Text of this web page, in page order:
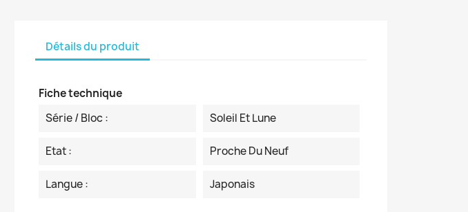
Détails du produit
Fiche technique
Série / Bloc :
Soleil Et Lune
Etat : Proche Du Neuf
Langue : Japonais